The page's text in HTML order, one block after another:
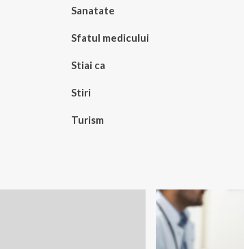
Sanatate
Sfatul medicului
Stiai ca
Stiri
Turism